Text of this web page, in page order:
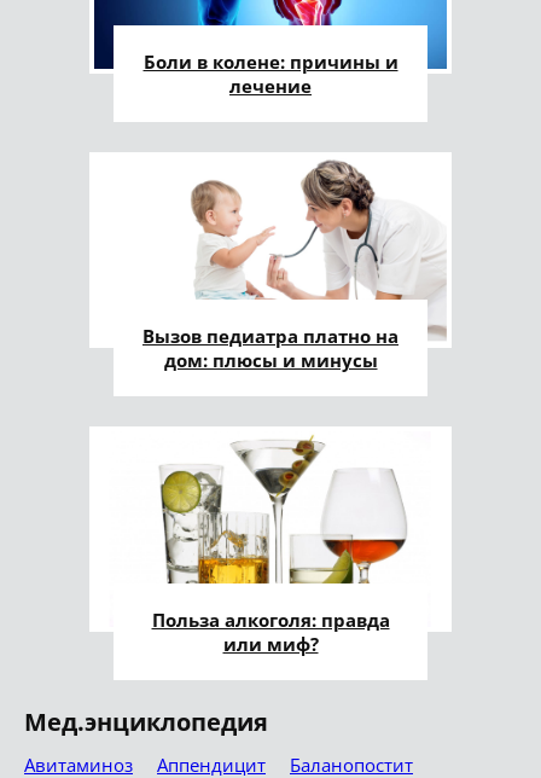
Боли в колене: причины и
лечение
Вызов педиатра платно на
дом: плюсы и минусы
Польза алкоголя: правда
или миф?
Мед.энциклопедия
Авитаминоз Аппендицит
Баланопостит